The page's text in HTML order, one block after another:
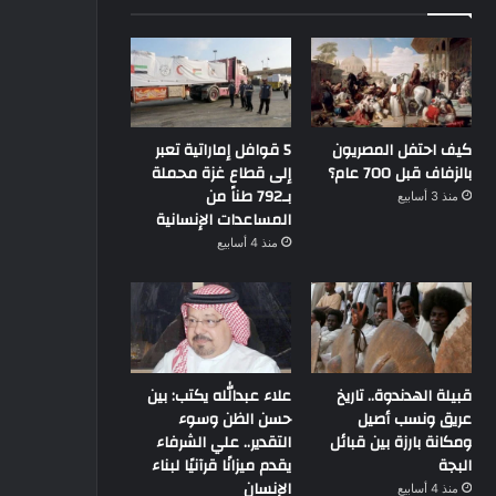
تاريخ ومزارات
الآثار اليونانية والرومانية
في سيناء
14 ديسمبر، 2021
كيف احتفل المصريون
بالزفاف قبل 700 عام؟
منذ 3 أسابيع
5 قوافل إماراتية تعبر
إلى قطاع غزة محملة
بـ792 طناً من
المساعدات الإنسانية
منذ 4 أسابيع
قبيلة الهدندوة.. تاريخ
عريق ونسب أصيل
ومكانة بارزة بين قبائل
البجة
منذ 4 أسابيع
علاء عبدالله يكتب: بين
حسن الظن وسوء
التقدير.. علي الشرفاء
يقدم ميزانًا قرآنيًا لبناء
الإنسان